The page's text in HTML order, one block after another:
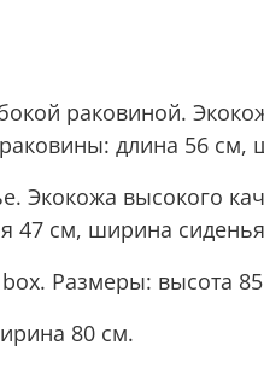
раковиной. Э
длина 56
Экокожа высокого
47 см, ширина
Размеры: высота
80 см.